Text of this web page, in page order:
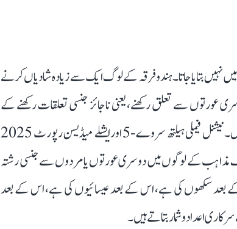
بتایا جاتا۔ ہندو فرقہ کے لوگ ایک سے زیادہ شادیاں کرنے
عورتوں سے تعلق رکھنے، یعنی ناجائز جنسی تعلقات رکھنے کے
معاملے میں ہندو فرقہ کے لوگ مسلمانوں سے بہت آگے ہیں۔ نیشنل فیملی ہیلتھ سروے-5 اورایشلے میڈیسن رپورٹ 2025
مذاہب کے لوگوں میں دوسری عورتوں یا مردوں سے جنسی رشتہ
بعد سکھوں کی ہے، اس کے بعد عیسائیوں کی ہے، اس کے بعد
اعداد و شمار بتاتے ہیں۔